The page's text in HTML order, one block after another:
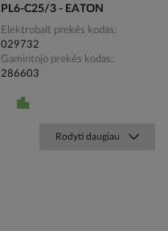
PL6-C25/3 - EATON
Elektrobalt prekės kodas
029732
Gamintojo prekės kodas
286603
Rodyti daugiau